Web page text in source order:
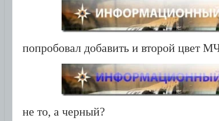
попробовал добавить и второй цвет
не то, а черный?